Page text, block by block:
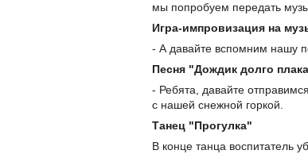
мы попробуем передать
Игра-импровизация на
- А давайте вспомним нашу
Песня "Дождик долго
- Ребята, давайте
с нашей снежной горкой.
Танец "Прогулка"
В конце танца воспитатель